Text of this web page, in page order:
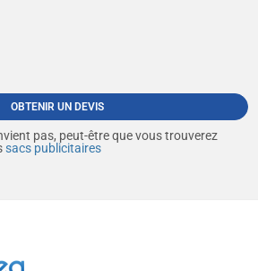
OBTENIR UN DEVIS
pas, peut-être que vous trouverez
sacs publicitaires